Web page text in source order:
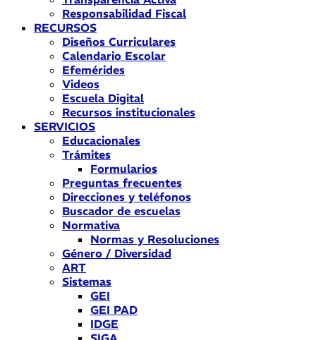
Responsabilidad Fiscal
RECURSOS
Diseños Curriculares
Calendario Escolar
Efemérides
Videos
Escuela Digital
Recursos institucionales
SERVICIOS
Educacionales
Trámites
Formularios
Preguntas frecuentes
Direcciones y teléfonos
Buscador de escuelas
Normativa
Normas y Resoluciones
Género / Diversidad
ART
Sistemas
GEI
GEI PAD
IDGE